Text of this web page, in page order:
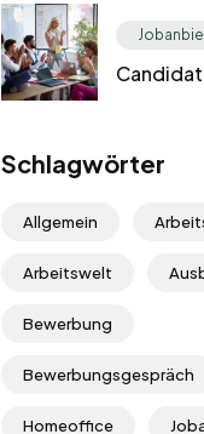
Schlagwörter
Allgemein
Arbeitswelt
Bewerbung
Bewerbungsgespräch
Homeoffice